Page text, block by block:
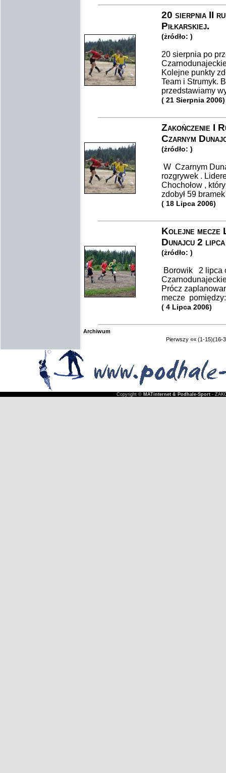
20 sierpnia II
Piłkarskiej.
(żródło: )
20 sierpnia po
Kolejne punkty
Team i Strumyk.
przedstawiamy
( 21 Sierpnia 2006)
Zakończenie I
Czarnym
(żródło: )
W Czarnym
rozgrywek .
Chochołow ,
zdobył 59
( 18 Lipca 2006)
Kolejne mecze
Dunajcu 2 lipca
(żródło: )
Borowik 2 lipca
Prócz
mecze
( 4 Lipca 2006)
Archiwum
Pierwszy «« (1-15)(16-
Copyright © MATinternet & Podhale-Sport-